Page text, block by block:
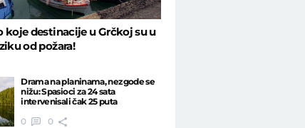
koje destinacije u Grčkoj su u
od požara!
Drama na planinama, nezgode se
nižu: Spasioci za 24 sata
intervenisali čak 25 puta
0
0